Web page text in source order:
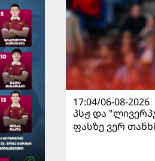
17:04/06-08-2026
პსჟ და
ფასზე ვერ